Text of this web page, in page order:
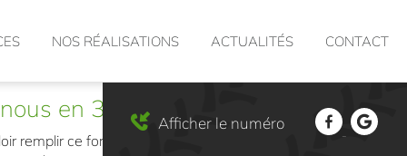
NOS RÉALISATIONS ACTUALITÉS CONTACT
Afficher le numéro
en 30 secondes
remplir ce formulaire afin de nous